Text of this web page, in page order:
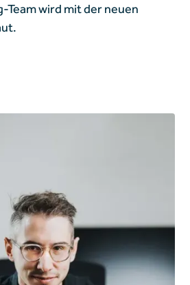
Team wird mit der neuen